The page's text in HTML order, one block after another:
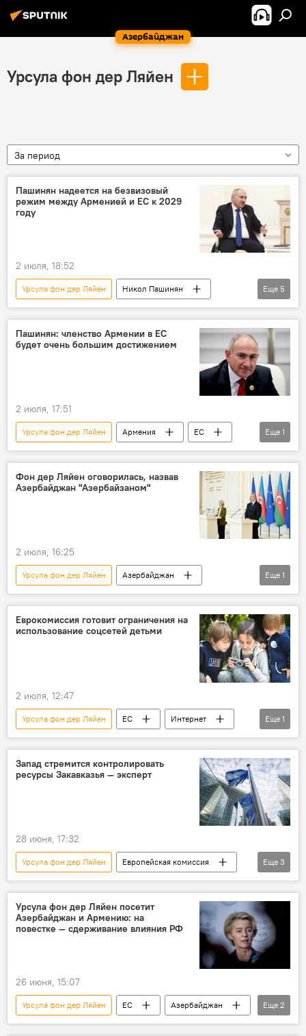
Азербайджан
Урсула фон дер Ляйен
За период
Пашинян надеется на безвизовый
режим между Арменией и ЕС к 2029
году
2 июля, 18:52
Урсула фон дер Ляйен
Никол Пашинян
Армения
ЕС
Безвизовый режим
Переговоры
Ереван
Еще 5
Пашинян: членство Армении в ЕС
будет очень большим достижением
2 июля, 17:51
Урсула фон дер Ляйен Армения
ЕС
Никол Пашинян
Еще 1
Фон дер Ляйен оговорилась, назвав
Азербайджан "Азербайзаном"
2 июля, 16:25
Урсула фон дер Ляйен
Азербайджан
Европейская комиссия
Еще 1
Еврокомиссия готовит ограничения на
использование соцсетей детьми
2 июля, 12:47
Урсула фон дер Ляйен ЕС
Интернет
Ограничения
Еще 1
Запад стремится контролировать
ресурсы Закавказья — эксперт
28 июня, 17:32
Урсула фон дер Ляйен
Европейская комиссия
ЕС
Азербайджан Эксперт
Еще 3
Урсула фон дер Ляйен посетит
Азербайджан и Армению: на
повестке — сдерживание влияния РФ
26 июня, 15:07
Урсула фон дер Ляйен ЕС
Азербайджан
Никол Пашинян
Ильхам Алиев
Еще 2